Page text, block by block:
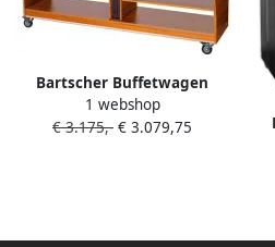
Bartscher Buffetwagen
warm 6x 1 1 GN 125624
1 webshop
€ 3.175,- € 3.079,75